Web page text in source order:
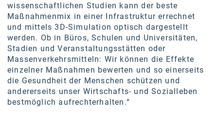
wissenschaftlichen Studien kann der beste
Maßnahmenmix in einer Infrastruktur errechnet
und mittels 3D-Simulation optisch dargestellt
werden. Ob in Büros, Schulen und Universitäten,
Stadien und Veranstaltungsstätten oder
Massenverkehrsmitteln: Wir können die Effekte
einzelner Maßnahmen bewerten und so einerseits
die Gesundheit der Menschen schützen und
andererseits unser Wirtschafts- und Sozialleben
bestmöglich aufrechterhalten.“